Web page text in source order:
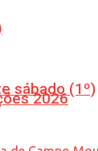
sábado (1º)
2026